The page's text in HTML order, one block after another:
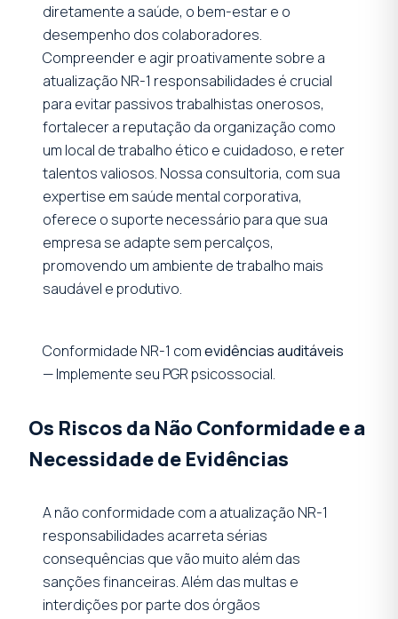
diretamente a saúde, o bem-estar e o
desempenho dos colaboradores.
Compreender e agir proativamente sobre a
atualização NR-1 responsabilidades é crucial
para evitar passivos trabalhistas onerosos,
fortalecer a reputação da organização como
um local de trabalho ético e cuidadoso, e reter
talentos valiosos. Nossa consultoria, com sua
expertise em saúde mental corporativa,
oferece o suporte necessário para que sua
empresa se adapte sem percalços,
promovendo um ambiente de trabalho mais
saudável e produtivo.
Conformidade NR-1 comevidências auditáveis
— Implemente seu PGR psicossocial.
Os Riscos da Não Conformidade e a
Necessidade de Evidências
A não conformidade com a atualização NR-1
responsabilidades acarreta sérias
consequências que vão muito além das
sanções financeiras. Além das multas e
interdições por parte dos órgãos